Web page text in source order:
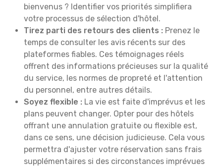
bienvenus ? Identifier vos priorités simplifiera
votre processus de sélection d'hôtel.
Tirez parti des retours des clients : Prenez le
temps de consulter les avis récents sur des
plateformes fiables. Ces témoignages réels
offrent des informations précieuses sur la qualité
du service, les normes de propreté et l'attention
du personnel, entre autres détails.
Soyez flexible : La vie est faite d'imprévus et les
plans peuvent changer. Opter pour des hôtels
offrant une annulation gratuite ou flexible est,
dans ce sens, une décision judicieuse. Cela vous
permettra d'ajuster votre réservation sans frais
supplémentaires si des circonstances imprévues